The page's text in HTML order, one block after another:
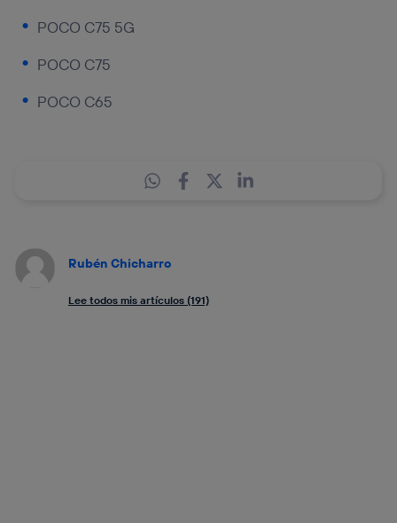
POCO C75 5G
POCO C75
POCO C65
Rubén Chicharro
Lee todos mis artículos (191)